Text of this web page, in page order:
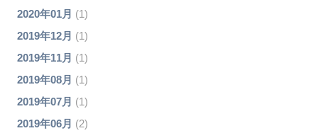
2020年01月 (1)
2019年12月 (1)
2019年11月 (1)
2019年08月 (1)
2019年07月 (1)
2019年06月 (2)